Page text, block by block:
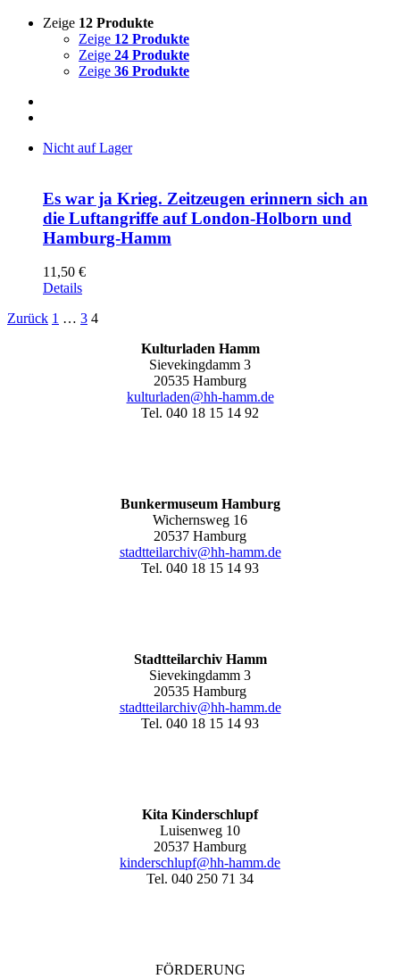
Zeige 12 Produkte
Zeige 12 Produkte
Zeige 24 Produkte
Zeige 36 Produkte
Nicht auf Lager
Es war ja Krieg. Zeitzeugen erinnern sich an
die Luftangriffe auf London-Holborn und
Hamburg-Hamm
11,50 €
Details
Zurück 1 … 3 4
Kulturladen Hamm
Sievekingdamm 3
20535 Hamburg
kulturladen@hh-hamm.de
Tel. 040 18 15 14 92
Bunkermuseum Hamburg
Wichernsweg 16
20537 Hamburg
stadtteilarchiv@hh-hamm.de
Tel. 040 18 15 14 93
Stadtteilarchiv Hamm
Sievekingdamm 3
20535 Hamburg
stadtteilarchiv@hh-hamm.de
Tel. 040 18 15 14 93
Kita Kinderschlupf
Luisenweg 10
20537 Hamburg
kinderschlupf@hh-hamm.de
Tel. 040 250 71 34
FÖRDERUNG